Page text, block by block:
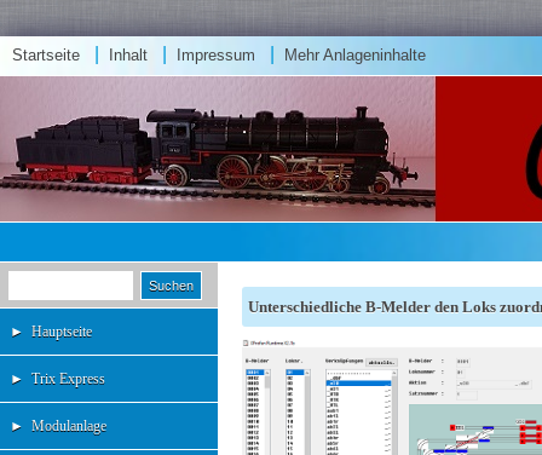
Startseite Inhalt Impressum Mehr Anlageninhalte
► Hauptseite
► Trix Express
► Modulanlage
Unterschiedliche B-Melder den Loks